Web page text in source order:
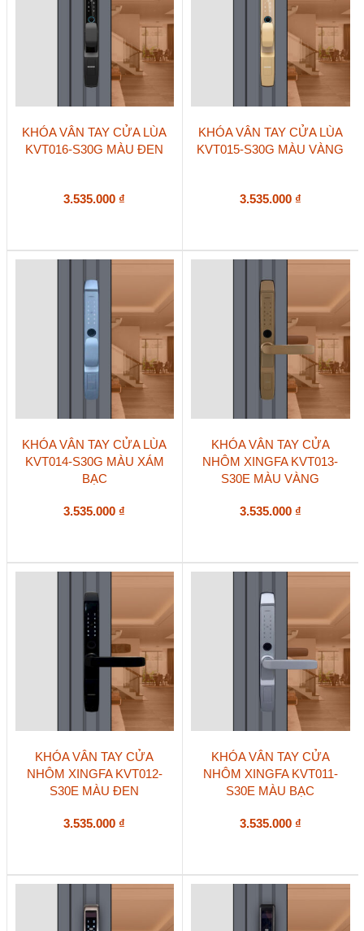
KHÓA VÂN TAY CỬA LÙA
KVT016-S30G MÀU ĐEN
3.535.000 ₫
KHÓA VÂN TAY CỬA LÙA
KVT015-S30G MÀU VÀNG
3.535.000 ₫
KHÓA VÂN TAY CỬA LÙA
KVT014-S30G MÀU XÁM
BẠC
3.535.000 ₫
KHÓA VÂN TAY CỬA
NHÔM XINGFA KVT013-
S30E MÀU VÀNG
3.535.000 ₫
KHÓA VÂN TAY CỬA
NHÔM XINGFA KVT012-
S30E MÀU ĐEN
3.535.000 ₫
KHÓA VÂN TAY CỬA
NHÔM XINGFA KVT011-
S30E MÀU BẠC
3.535.000 ₫